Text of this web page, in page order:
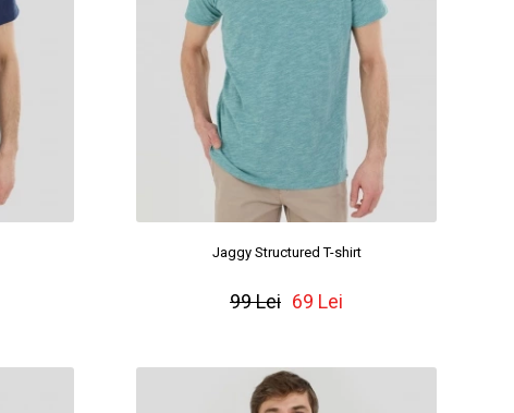
Jaggy Structured T-shirt
99 Lei 69 Lei